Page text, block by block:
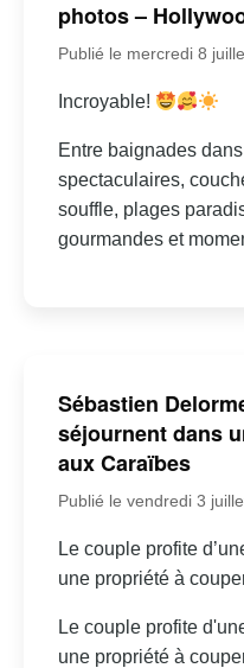
photos –
Publié le mercredi 8
Incroyable!
Entre baignades
spectaculaires,
souffle, plages
gourmandes et
Sébastien
séjournent dans
aux Caraïbes
Publié le vendredi 3
Le couple profite
une propriété à
Le couple profite
une propriété à